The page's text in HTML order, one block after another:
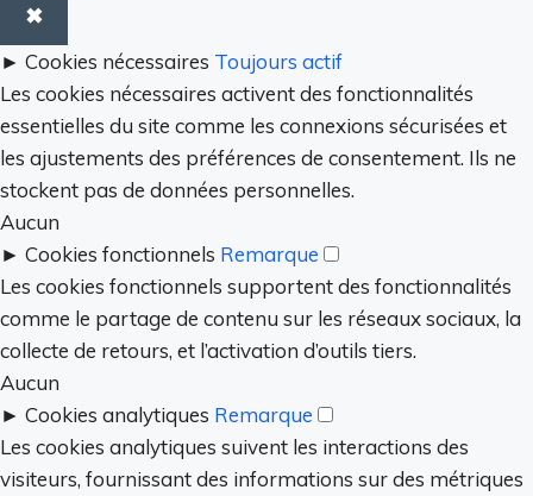
✖
► Cookies nécessaires Toujours actif
Les cookies nécessaires activent des fonctionnalités
essentielles du site comme les connexions sécurisées et
les ajustements des préférences de consentement. Ils ne
stockent pas de données personnelles.
Aucun
► Cookies fonctionnels Remarque
Les cookies fonctionnels supportent des fonctionnalités
comme le partage de contenu sur les réseaux sociaux, la
collecte de retours, et l’activation d’outils tiers.
Aucun
► Cookies analytiques Remarque
Les cookies analytiques suivent les interactions des
visiteurs, fournissant des informations sur des métriques